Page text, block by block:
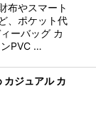
布やスマート
、ポケット代
ーバッグ カ
PVC …
カジュアル カ